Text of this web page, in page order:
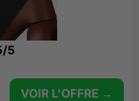
5
VOIR L'OFFRE →